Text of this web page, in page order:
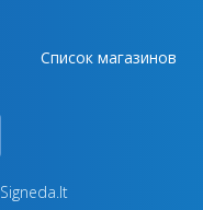
Список магазинов
Signeda.lt